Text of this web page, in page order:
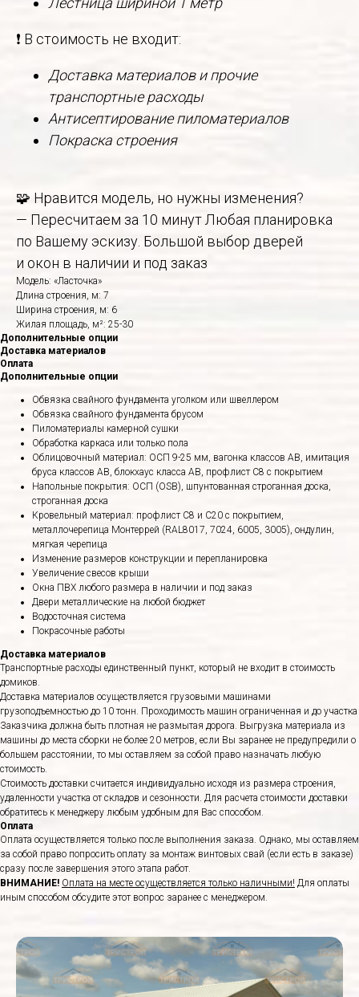
❗ В стоимость не входит:
Доставка материалов и прочие
транспортные расходы
Антисептирование пиломатериалов
Покраска строения
🧩 Нравится модель, но нужны изменения?
— Пересчитаем за 10 минут Любая планировка
по Вашему эскизу. Большой выбор дверей
и окон в наличии и под заказ
Модель: «Ласточка»
Длина строения, м: 7
Ширина строения, м: 6
Жилая площадь, м²: 25-30
Дополнительные опции
Доставка материалов
Оплата
Дополнительные опции
Обвязка свайного фундамента уголком или швеллером
Обвязка свайного фундамента брусом
Пиломатериалы камерной сушки
Обработка каркаса или только пола
Облицовочный материал: ОСП 9-25 мм, вагонка классов АВ, имитация
бруса классов АВ, блокхаус класса АВ, профлист С8 с покрытием
Напольные покрытия: ОСП (OSB), шпунтованная строганная доска,
строганная доска
Кровельный материал: профлист С8 и С20 с покрытием,
металлочерепица Монтеррей (RAL8017, 7024, 6005, 3005), ондулин,
мягкая черепица
Изменение размеров конструкции и перепланировка
Увеличение свесов крыши
Окна ПВХ любого размера в наличии и под заказ
Двери металлические на любой бюджет
Водосточная система
Покрасочные работы
Доставка материалов
Транспортные расходы единственный пункт, который не входит в стоимость
домиков.
Доставка материалов осуществляется грузовыми машинами
грузоподъемностью до 10 тонн. Проходимость машин ограниченная и до участка
Заказчика должна быть плотная не размытая дорога. Выгрузка материала из
машины до места сборки не более 20 метров, если Вы заранее не предупредили о
большем расстоянии, то мы оставляем за собой право назначать любую
стоимость.
Стоимость доставки считается индивидуально исходя из размера строения,
удаленности участка от складов и сезонности. Для расчета стоимости доставки
обратитесь к менеджеру любым удобным для Вас способом.
Оплата
Оплата осуществляется только после выполнения заказа. Однако, мы оставляем
за собой право попросить оплату за монтаж винтовых свай (если есть в заказе)
сразу после завершения этого этапа работ.
ВНИМАНИЕ! Оплата на месте осуществляется только наличными! Для оплаты
иным способом обсудите этот вопрос заранее с менеджером.